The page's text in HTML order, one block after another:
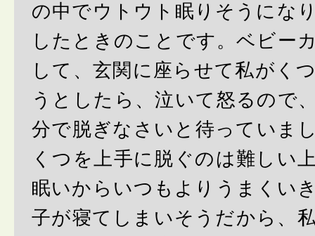
の中でウトウト眠りそうにな
したときのことです。ベビー
して、玄関に座らせて私がく
うとしたら、泣いて怒るので
分で脱ぎなさいと待っていま
くつを上手に脱ぐのは難しい
眠いからいつもよりうまくい
子が寝てしまいそうだから、